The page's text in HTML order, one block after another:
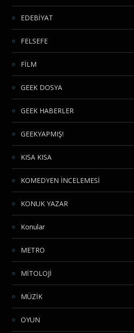
EDEBİYAT
FELSEFE
FİLM
GEEK DOSYA
GEEK HABERLER
GEEKYAPMIŞ!
KISA KISA
KOMEDYEN İNCELEMESİ
KONUK YAZAR
Konular
METRO
MİTOLOJİ
MÜZİK
OYUN